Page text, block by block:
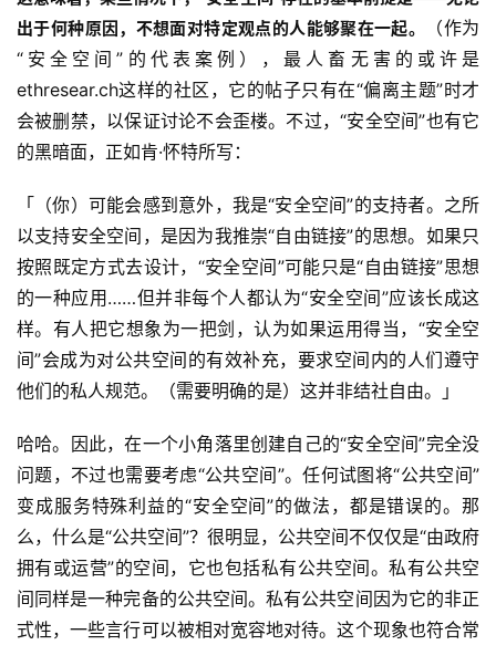
出于何种原因，不想面对特定观点的人能够聚在一起。
（作为
“安全空间”的代表案例），最人畜无害的或许是
ethresear.ch这样的社区，它的帖子只有在“偏离主题”时才
会被删禁，以保证讨论不会歪楼。不过，“安全空间”也有它
的黑暗面，正如肯·怀特所写：
「（你）可能会感到意外，我是“安全空间”的支持者。之所
以支持安全空间，是因为我推崇“自由链接”的思想。如果只
按照既定方式去设计，“安全空间”可能只是“自由链接”思想
的一种应用……但并非每个人都认为“安全空间”应该长成这
样。有人把它想象为一把剑，认为如果运用得当，“安全空
间”会成为对公共空间的有效补充，要求空间内的人们遵守
他们的私人规范。（需要明确的是）这并非结社自由。」
哈哈。因此，在一个小角落里创建自己的“安全空间”完全没
问题，不过也需要考虑“公共空间”。任何试图将“公共空间”
变成服务特殊利益的“安全空间”的做法，都是错误的。那
么，什么是“公共空间”？很明显，公共空间不仅仅是“由政府
拥有或运营”的空间，它也包括私有公共空间。私有公共空
间同样是一种完备的公共空间。私有公共空间因为它的非正
式性，一些言行可以被相对宽容地对待。这个现象也符合常